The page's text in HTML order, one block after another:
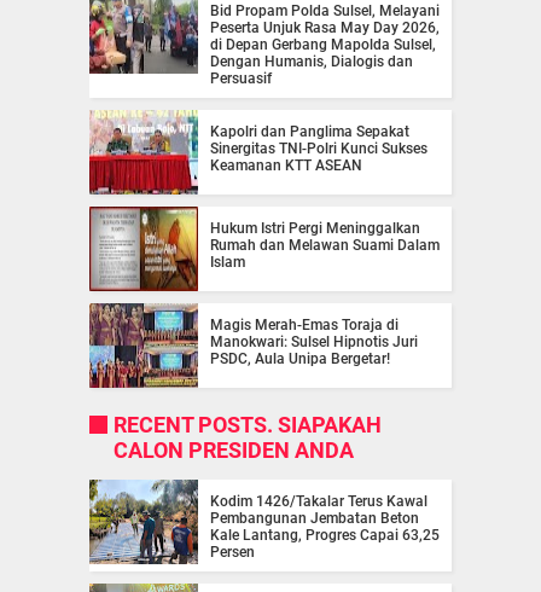
Bid Propam Polda Sulsel, Melayani
Peserta Unjuk Rasa May Day 2026,
di Depan Gerbang Mapolda Sulsel,
Dengan Humanis, Dialogis dan
Persuasif
Kapolri dan Panglima Sepakat
Sinergitas TNI-Polri Kunci Sukses
Keamanan KTT ASEAN
Hukum Istri Pergi Meninggalkan
Rumah dan Melawan Suami Dalam
Islam
Magis Merah-Emas Toraja di
Manokwari: Sulsel Hipnotis Juri
PSDC, Aula Unipa Bergetar!
RECENT POSTS. SIAPAKAH
CALON PRESIDEN ANDA
Kodim 1426/Takalar Terus Kawal
Pembangunan Jembatan Beton
Kale Lantang, Progres Capai 63,25
Persen